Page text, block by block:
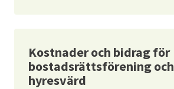
Kostnader och bidrag för
bostadsrättsförening och
hyresvärd